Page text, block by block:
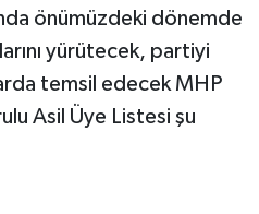
önümüzdeki dönemde
yürütecek, partiyi
temsil edecek MHP
Asil Üye Listesi şu